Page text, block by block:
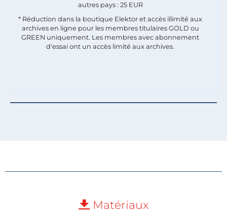
autres pays : 25 EUR
* Réduction dans la boutique Elektor et accès illimité aux
archives en ligne pour les membres titulaires GOLD ou
GREEN uniquement. Les membres avec abonnement
d'essai ont un accès limité aux archives.
Matériaux